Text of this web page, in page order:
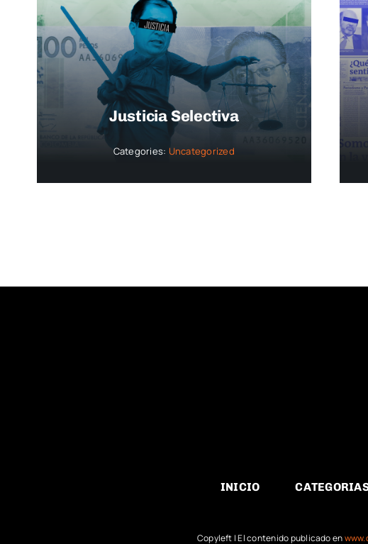
Justicia Selectiva
Categories: Uncategorized
INICIO
Copyleft | El contenido publicado en